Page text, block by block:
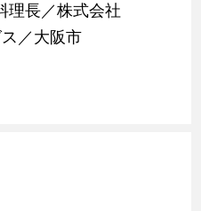
理長／株式会社
／大阪市